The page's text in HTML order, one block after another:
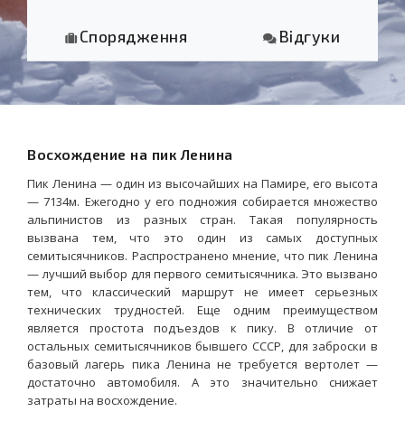
Спорядження Відгуки
Восхождение на пик Ленина
Пик Ленина — один из высочайших на Памире, его высота
— 7134м. Ежегодно у его подножия собирается множество
альпинистов из разных стран. Такая популярность
вызвана тем, что это один из самых доступных
семитысячников. Распространено мнение, что пик Ленина
— лучший выбор для первого семитысячника. Это вызвано
тем, что классический маршрут не имеет серьезных
технических трудностей. Еще одним преимуществом
является простота подъездов к пику. В отличие от
остальных семитысячников бывшего СССР, для заброски в
базовый лагерь пика Ленина не требуется вертолет —
достаточно автомобиля. А это значительно снижает
затраты на восхождение.